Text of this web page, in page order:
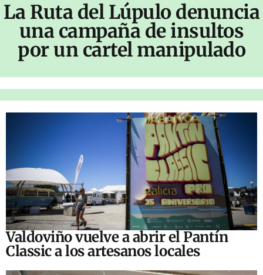
La Ruta del Lúpulo denuncia
una campaña de insultos
por un cartel manipulado
Valdoviño vuelve a abrir el Pantín
Classic a los artesanos locales